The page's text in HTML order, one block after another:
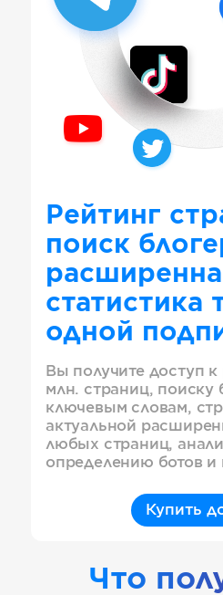
Рейтинг
поиск
статистика
одной
Вы получите доступ к
млн. страниц, поиску
ключевым словам,
актуальной
любых страниц,
определению ботов
Купить
Что